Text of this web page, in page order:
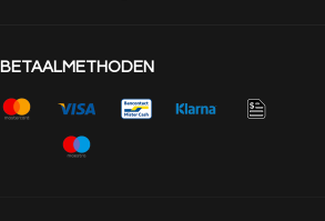
BETAALMETHODEN